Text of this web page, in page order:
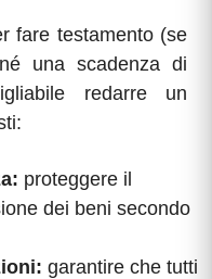
fare testamento (se
una scadenza di
redarre un
proteggere il
dei beni secondo
garantire che tutti